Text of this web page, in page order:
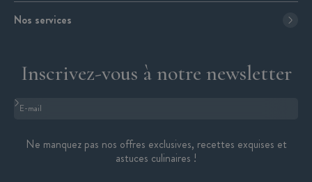
Nos services
Inscrivez-vous à notre newsletter
Format : adresse@email.com
Ne manquez pas nos offres exclusives, recettes exquises et
astuces culinaires !